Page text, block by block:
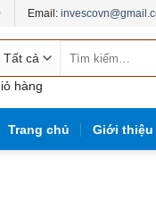
Email:
danh
kiếm:
hàng
Trang chủ Giới thiệu